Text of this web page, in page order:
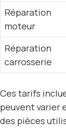
Réparation
moteur
Réparation
carrosserie
Ces tarifs
peuvent varier
des pièces